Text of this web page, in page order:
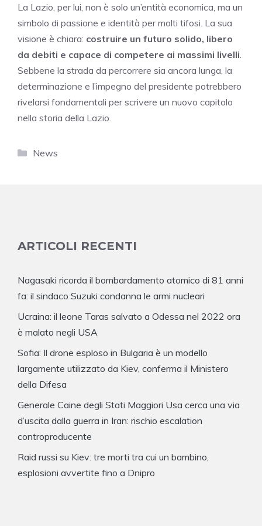
La Lazio, per lui, non è solo un’entità economica, ma un
simbolo di passione e identità per molti tifosi. La sua
visione è chiara: costruire un futuro solido, libero
da debiti e capace di competere ai massimi livelli
Sebbene la strada da percorrere sia ancora lunga, la
determinazione e l’impegno del presidente potrebbero
rivelarsi fondamentali per scrivere un nuovo capitolo
nella storia della Lazio.
Categorie
News
ARTICOLI RECENTI
Nagasaki ricorda il bombardamento atomico di 81 anni
fa: il sindaco Suzuki condanna le armi nucleari
Ucraina: il leone Taras salvato a Odessa nel 2022 ora
è malato negli USA
Sofia: Il drone esploso in Bulgaria è un modello
largamente utilizzato da Kiev, conferma il Ministero
della Difesa
Generale Caine degli Stati Maggiori Usa cerca una via
d’uscita dalla guerra in Iran: rischio escalation
controproducente
Raid russi su Kiev: tre morti tra cui un bambino,
esplosioni avvertite fino a Dnipro